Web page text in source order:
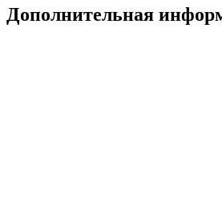
Дополнительная